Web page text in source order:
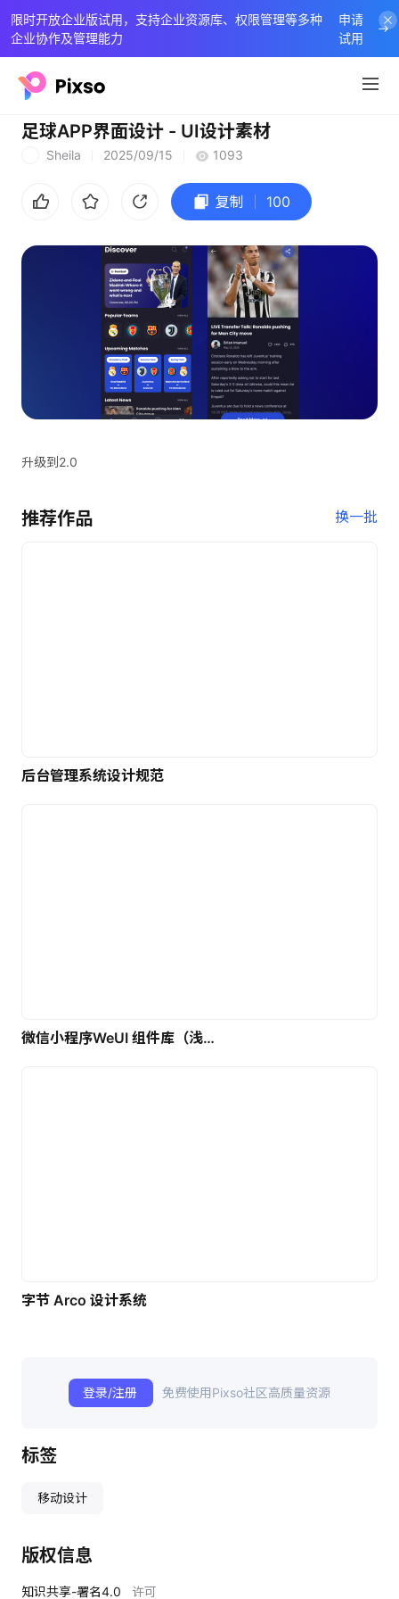
限时开放企业版试用，支持企业资源库、权限管理等多种
企业协作及管理能力
申请
试用
足球APP界面设计 - UI设计素材
Sheila 2025/09/15 1093
复制 100
升级到2.0
推荐作品 换一批
后台管理系统设计规范
微信小程序WeUI 组件库（浅色）| 免费UI设计素材
字节 Arco 设计系统
登录/注册 免费使用Pixso社区高质量资源
标签
移动设计
版权信息
知识共享-署名4.0 许可